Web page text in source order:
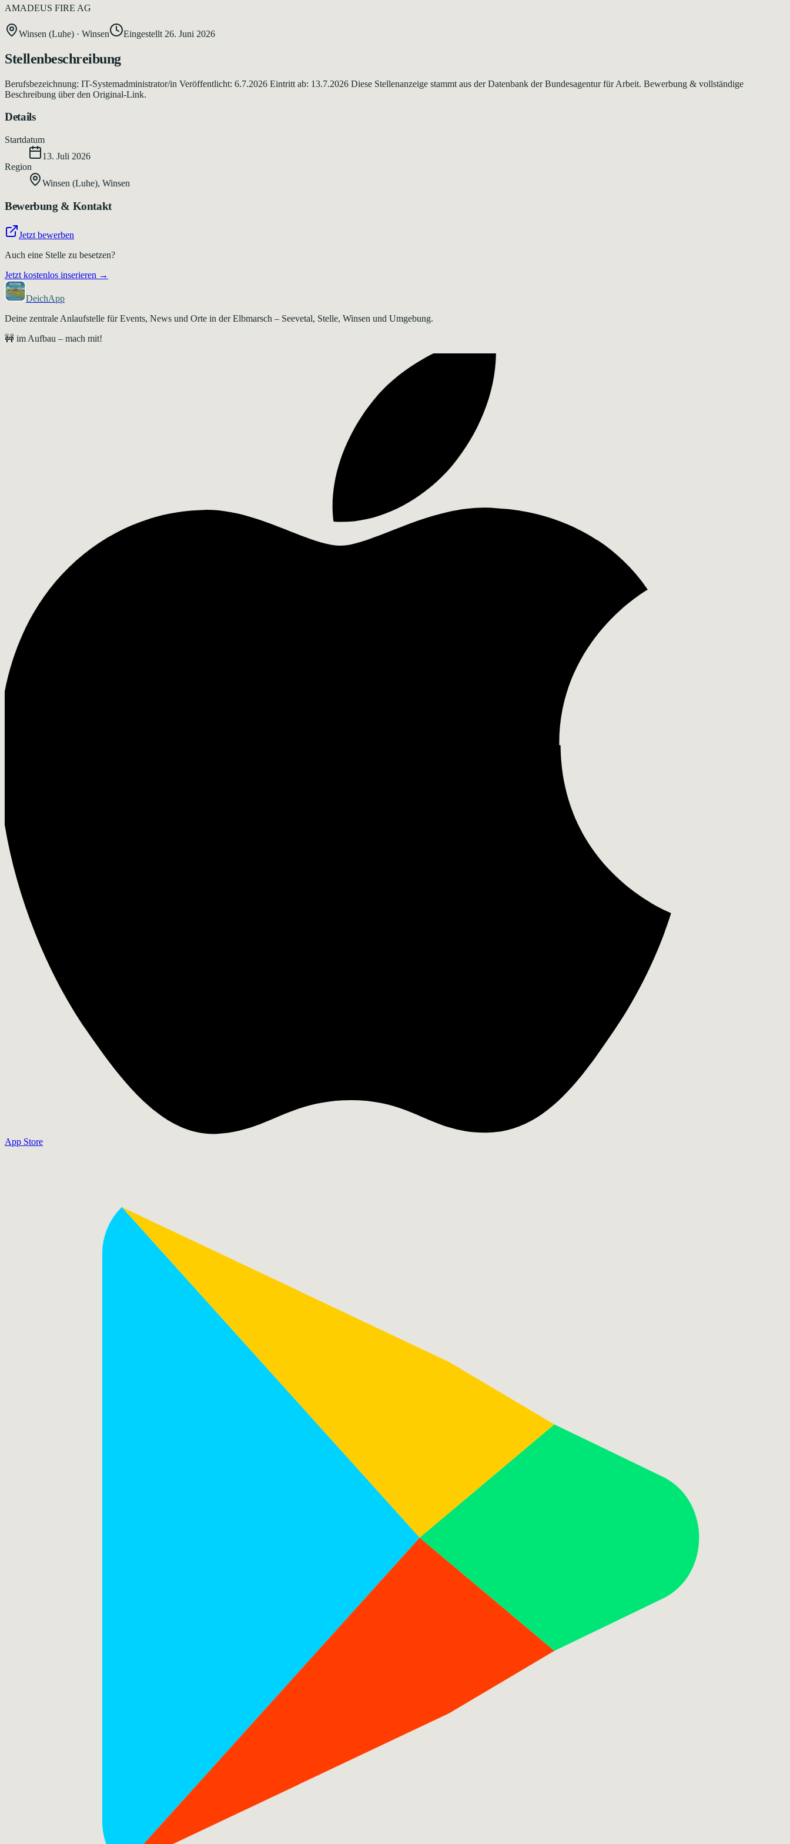
AMADEUS FIRE AG
Winsen (Luhe) · Winsen Eingestellt 26. Juni 2026
Stellenbeschreibung
Berufsbezeichnung: IT-Systemadministrator/in Veröffentlicht: 6.7.2026 Eintritt ab: 13.7.2026 Diese Stellenanzeige stammt aus der Datenbank der Bundesagentur für Arbeit. Bewerbung & vollständige
Beschreibung über den Original-Link.
Details
Startdatum
13. Juli 2026
Region
Winsen (Luhe), Winsen
Bewerbung & Kontakt
Jetzt bewerben
Auch eine Stelle zu besetzen?
Jetzt kostenlos inserieren →
DeichApp
Deine zentrale Anlaufstelle für Events, News und Orte in der Elbmarsch – Seevetal, Stelle, Winsen und Umgebung.
🚧 im Aufbau – mach mit!
App Store